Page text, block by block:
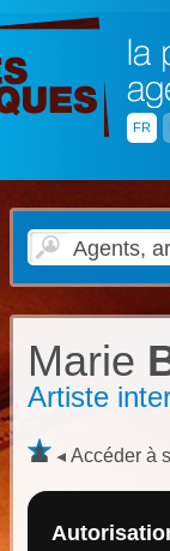
FR
Marie
Artiste
Accéder à